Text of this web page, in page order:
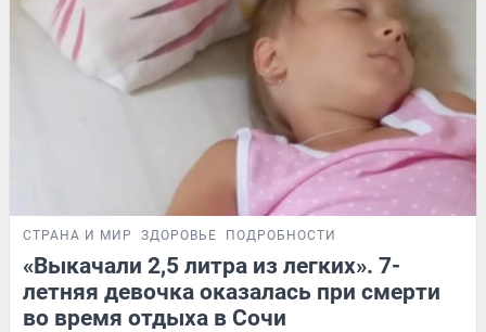
СТРАНА И МИР ЗДОРОВЬЕ ПОДРОБНОСТИ
«Выкачали 2,5 литра из легких». 7-
летняя девочка оказалась при смерти
во время отдыха в Сочи